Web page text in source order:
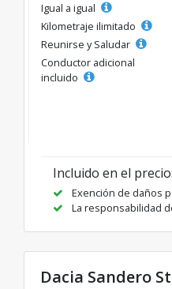
Igual a igual
Kilometraje ilimitado
Reunirse y Saludar
Conductor adicional
incluido
Incluido en el precio:
Exención de daños
La responsabilidad
Dacia Sandero